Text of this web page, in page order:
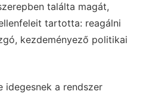
találta magát,
tartotta: reagálni
kezdeményező politikai
idegesnek a rendszer